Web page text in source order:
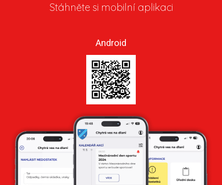
Stáhněte si mobilní aplikaci
Android